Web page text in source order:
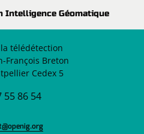
Intelligence Géomatique
télédétection
François Breton
Cedex 5
55 86 54